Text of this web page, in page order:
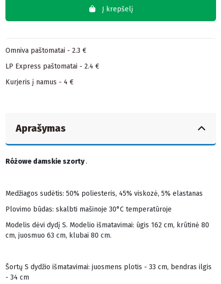
Į krepšelį
Omniva paštomatai - 2.3 €
LP Express paštomatai - 2.4 €
Kurjeris į namus - 4 €
Aprašymas
Różowe damskie szorty.
Medžiagos sudėtis: 50% poliesteris, 45% viskozė, 5% elastanas
Plovimo būdas: skalbti mašinoje 30°C temperatūroje
Modelis dėvi dydį S. Modelio išmatavimai: ūgis 162 cm, krūtinė 80
cm, juosmuo 63 cm, klubai 80 cm.
Šortų S dydžio išmatavimai: juosmens plotis - 33 cm, bendras ilgis
- 34 cm